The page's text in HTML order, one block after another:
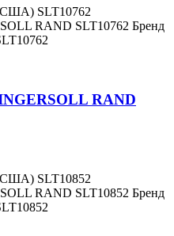
SLT10762
RAND SLT10762 Бренд
RAND
SLT10852
RAND SLT10852 Бренд